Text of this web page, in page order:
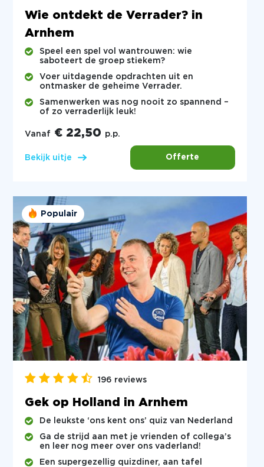
Wie ontdekt de Verrader? in
Arnhem
Speel een spel vol wantrouwen: wie
saboteert de groep stiekem?
Voer uitdagende opdrachten uit en
ontmasker de geheime Verrader.
Samenwerken was nog nooit zo spannend –
of zo verraderlijk leuk!
Vanaf € 22,50 p.p.
Bekijk uitje Offerte
Populair
196 reviews
Gek op Holland in Arnhem
De leukste ‘ons kent ons’ quiz van Nederland
Ga de strijd aan met je vrienden of collega’s
en leer nog meer over ons vaderland!
Een supergezellig quizdiner, aan tafel